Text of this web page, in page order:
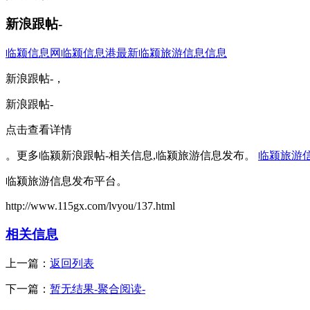
新浪跟帖-
临颍信息网 临颍信息港最新临颍旅游信息信息
新浪跟帖-，
新浪跟帖-
点击查看详情
。更多临颍新浪跟帖-相关信息,临颍旅游信息发布。 临颍旅游
临颍旅游信息发布平台。
http://www.115gx.com/lvyou/137.html
相关信息
上一篇： 返回列表
下一篇： 暂无结果-聚合阅读-